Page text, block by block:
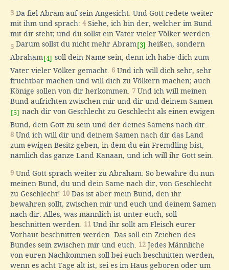
3 Da fiel Abram auf sein Angesicht. Und Gott redete weiter
mit ihm und sprach: 4Siehe, ich bin der, welcher im Bund
mit dir steht; und du sollst ein Vater vieler Völker werden.
5 Darum sollst du nicht mehr Abram [3] heißen, sondern
Abraham [4] soll dein Name sein; denn ich habe dich zum
Vater vieler Völker gemacht. 6 Und ich will dich sehr, sehr
fruchtbar machen und will dich zu Völkern machen; auch
Könige sollen von dir herkommen. 7 Und ich will meinen
Bund aufrichten zwischen mir und dir und deinem Samen
[5] nach dir von Geschlecht zu Geschlecht als einen ewigen
Bund, dein Gott zu sein und der deines Samens nach dir.
8 Und ich will dir und deinem Samen nach dir das Land
zum ewigen Besitz geben, in dem du ein Fremdling bist,
nämlich das ganze Land Kanaan, und ich will ihr Gott sein.
9 Und Gott sprach weiter zu Abraham: So bewahre du nun
meinen Bund, du und dein Same nach dir, von Geschlecht
zu Geschlecht! 10 Das ist aber mein Bund, den ihr
bewahren sollt, zwischen mir und euch und deinem Samen
nach dir: Alles, was männlich ist unter euch, soll
beschnitten werden. 11 Und ihr sollt am Fleisch eurer
Vorhaut beschnitten werden. Das soll ein Zeichen des
Bundes sein zwischen mir und euch. 12 Jedes Männliche
von euren Nachkommen soll bei euch beschnitten werden,
wenn es acht Tage alt ist, sei es im Haus geboren oder um